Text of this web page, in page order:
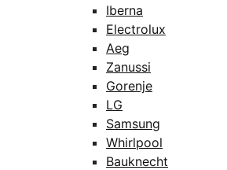
Iberna
Electrolux
Aeg
Zanussi
Gorenje
LG
Samsung
Whirlpool
Bauknecht